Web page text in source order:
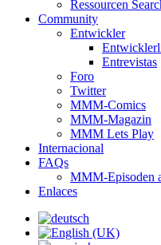
Ressourcen
Community
Entwickler
Entrevistas
Foro
Twitter
MMM-Comics
MMM-Magazin
MMM Lets Play
Internacional
FAQs
MMM-Episoden
Enlaces